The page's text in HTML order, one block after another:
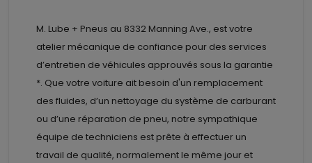
M. Lube + Pneus au 8332 Manning Ave., est votre
atelier mécanique de confiance pour des services
d’entretien de véhicules approuvés sous la garantie
*. Que votre voiture ait besoin d'un remplacement
des fluides, d’un nettoyage du système de carburant
ou d’une réparation de pneu, notre sympathique
équipe de techniciens est prête à effectuer un
travail de qualité, normalement le même jour et